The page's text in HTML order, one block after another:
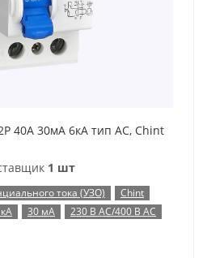
40А 30мА 6кА тип AC, Chint
1 шт
тока (УЗО)
Chint
30 мА 230 В AC/400 В AC